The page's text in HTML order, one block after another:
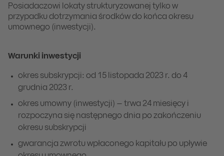
Posiadaczowi lokaty strukturyzowanej tylko w
przypadku dotrzymania środków do końca okresu
umownego (inwestycji).
Warunki inwestycji
okres subskrypcji: od 15 listopada 2023 r. do 4
grudnia 2023 r.
okres umowny (inwestycji) – trwa 24 miesięcy i
rozpoczyna się następnego dnia po zakończeniu
okresu subskrypcji
gwarancja zwrotu wpłaconego kapitału po upływie